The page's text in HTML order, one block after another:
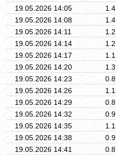
19.05.2026 14:05
1.4
19.05.2026 14:08
1.4
19.05.2026 14:11
1.2
19.05.2026 14:14
1.2
19.05.2026 14:17
1.1
19.05.2026 14:20
1.3
19.05.2026 14:23
0.8
19.05.2026 14:26
1.1
19.05.2026 14:29
0.8
19.05.2026 14:32
0.9
19.05.2026 14:35
1.1
19.05.2026 14:38
0.9
19.05.2026 14:41
0.8